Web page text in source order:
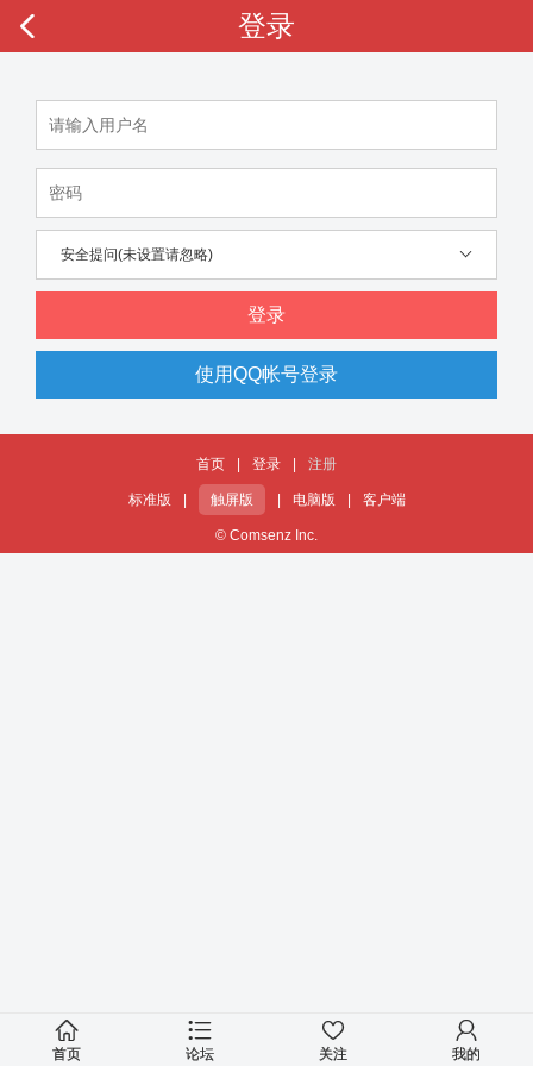
登录
安全提问(未设置请忽略)
登录
使用QQ帐号登录
首页 登录 注册
标准版 触屏版 电脑版 客户端
© Comsenz Inc.
首页 论坛 关注 我的